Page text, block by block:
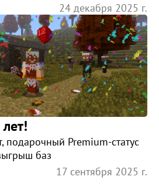
24 декабря 2025 г.
подарочный Premium-статус
баз
17 сентября 2025 г.